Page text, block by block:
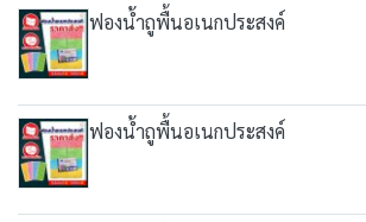
ฟองน้ำถูพื้นอเนกประสงค์
ฟองน้ำถูพื้นอเนกประสงค์